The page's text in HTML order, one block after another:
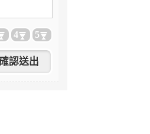
4 5